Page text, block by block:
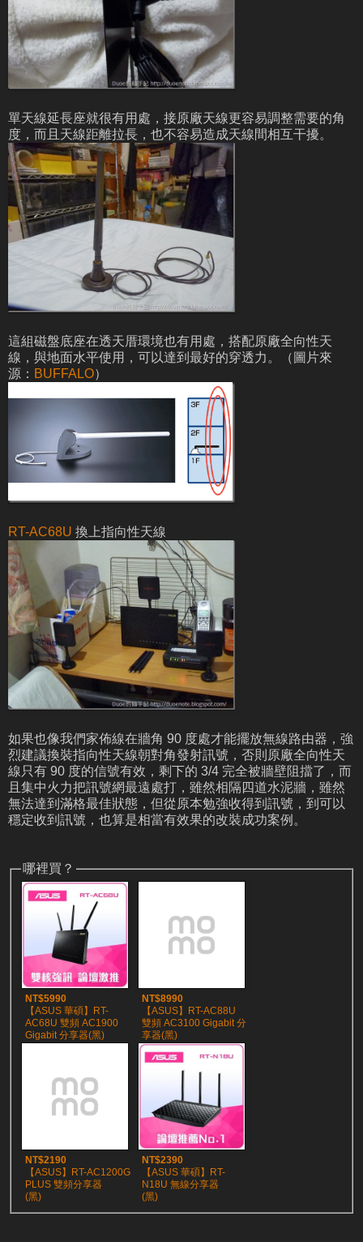
單天線延長座就很有用處，接原廠天線更容易調整需要的角
度，而且天線距離拉長，也不容易造成天線間相互干擾。
這組磁盤底座在透天厝環境也有用處，搭配原廠全向性天
線，與地面水平使用，可以達到最好的穿透力。（圖片來
源： BUFFALO）
RT-AC68U 換上指向性天線
如果也像我們家佈線在牆角 90 度處才能擺放無線路由器，強
烈建議換裝指向性天線朝對角發射訊號，否則原廠全向性天
線只有 90 度的信號有效，剩下的 3/4 完全被牆壁阻擋了，而
且集中火力把訊號網最遠處打，雖然相隔四道水泥牆，雖然
無法達到滿格最佳狀態，但從原本勉強收得到訊號，到可以
穩定收到訊號，也算是相當有效果的改裝成功案例。
哪裡買？
NT$5990
【ASUS 華碩】RT-
AC68U 雙頻 AC1900
Gigabit 分享器(黑)
NT$8990
【ASUS】RT-AC88U
雙頻 AC3100 Gigabit 分
享器(黑)
NT$2190
【ASUS】RT-AC1200G
PLUS 雙頻分享器
(黑)
NT$2390
【ASUS 華碩】RT-
N18U 無線分享器
(黑)